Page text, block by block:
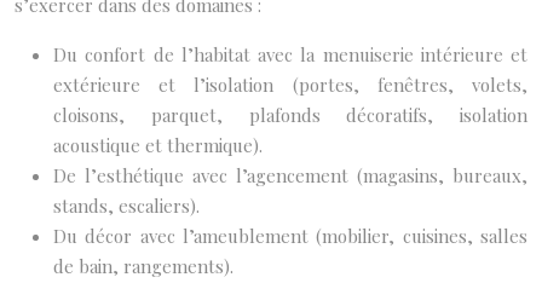
s’exercer dans des domaines :
Du confort de l’habitat avec la menuiserie intérieure et
extérieure et l’isolation (portes, fenêtres, volets,
cloisons, parquet, plafonds décoratifs, isolation
acoustique et thermique).
De l’esthétique avec l’agencement (magasins, bureaux,
stands, escaliers).
Du décor avec l’ameublement (mobilier, cuisines, salles
de bain, rangements).